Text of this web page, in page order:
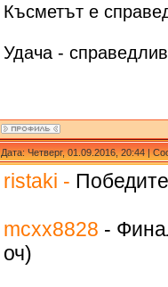
Късметът е
Удача -
Дата: Четверг, 01.09.2016, 20:44 |
ristaki -
mcxx8828 -
оч)